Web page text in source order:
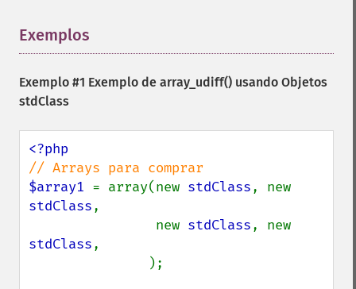
Exemplos
Exemplo #1 Exemplo de array_udiff() usando Objetos
stdClass
$array1 = array(new stdClass
stdClass,
                new
stdClass
stdClass,